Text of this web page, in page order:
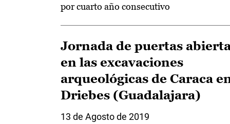
por cuarto año consecutivo
Jornada de puertas
en las excavaciones
arqueológicas de Caraca
Driebes (Guadalajara)
13 de Agosto de 2019